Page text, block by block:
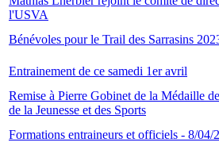
l'USVA
Bénévoles pour le Trail des Sarrasins
Entrainement de ce samedi 1er avril
Remise à Pierre Gobinet de la Médaille
de la Jeunesse et des Sports
Formations entraineurs et officiels - 8/04/